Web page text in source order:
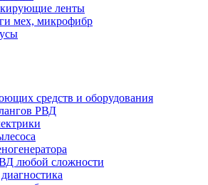
ленты
мех, микрофибр
средств и оборудования
РВД
любой сложности